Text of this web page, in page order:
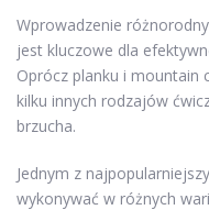
Wprowadzenie
jest kluczowe dla
Oprócz planku i mountain
kilku innych rodzajów
brzucha.
Jednym z
wykonywać w różnych